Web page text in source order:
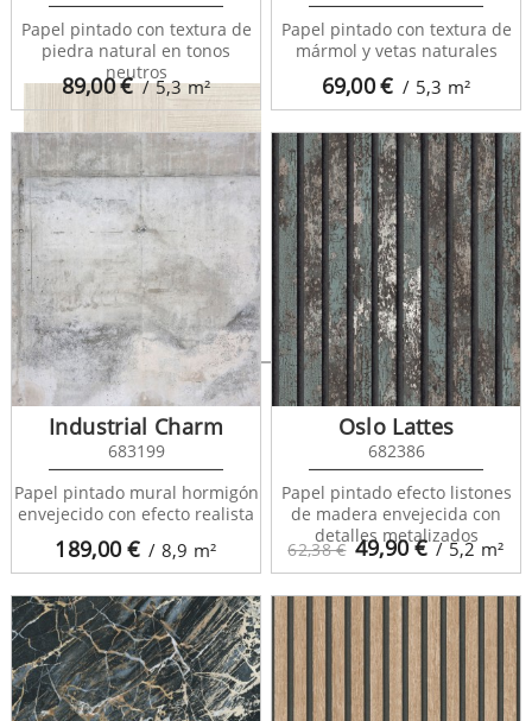
Kaseko 681855
89,00€ / 5,3m²
Papel pintado con textura de
piedra natural en tonos
neutros
69,00€ / 5,3 m²
Papel pintado con textura de
mármol y vetas naturales
189,00€ / 8,9 m²
Industrial Charm
683199
Papel pintado mural hormigón
envejecido con efecto realista
62,38 € 49,90€ / 5,2m²
Oslo Lattes
682386
Papel pintado efecto listones
de madera envejecida con
detalles metalizados